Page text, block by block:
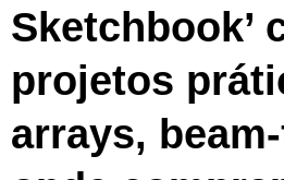
Sketchbook’
projetos
arrays,